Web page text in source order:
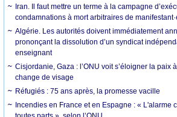
Iran. Il faut mettre un terme à la campagne
condamnations à mort arbitraires de
Algérie. Les autorités doivent immédiatement
prononçant la dissolution d’un syndicat
enseignant
Cisjordanie, Gaza : l’ONU voit s’éloigner la paix
change de visage
Réfugiés : 75 ans après, la promesse vacille
Incendies en France et en Espagne : « L'alarme